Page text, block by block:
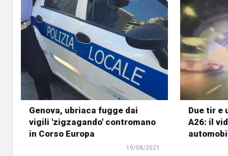
Genova, ubriaca fugge dai
vigili 'zigzagando' contromano
in Corso Europa
19/08/2021
Due tir e
A26: il